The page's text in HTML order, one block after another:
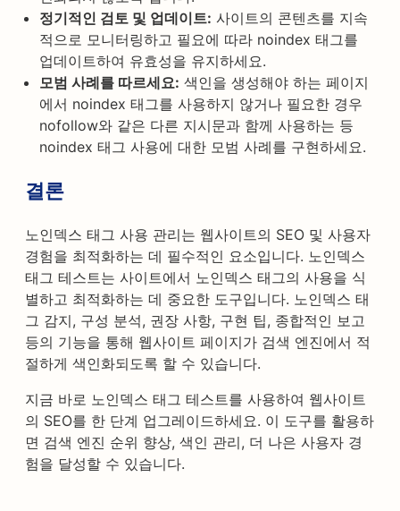
정기적인 검토 및 업데이트: 사이트의 콘텐츠를 지속
적으로 모니터링하고 필요에 따라 noindex 태그를
업데이트하여 유효성을 유지하세요.
모범 사례를 따르세요: 색인을 생성해야 하는 페이지
에서 noindex 태그를 사용하지 않거나 필요한 경우
nofollow와 같은 다른 지시문과 함께 사용하는 등
noindex 태그 사용에 대한 모범 사례를 구현하세요.
결론
노인덱스 태그 사용 관리는 웹사이트의 SEO 및 사용자
경험을 최적화하는 데 필수적인 요소입니다. 노인덱스
태그 테스트는 사이트에서 노인덱스 태그의 사용을 식
별하고 최적화하는 데 중요한 도구입니다. 노인덱스 태
그 감지, 구성 분석, 권장 사항, 구현 팁, 종합적인 보고
등의 기능을 통해 웹사이트 페이지가 검색 엔진에서 적
절하게 색인화되도록 할 수 있습니다.
지금 바로 노인덱스 태그 테스트를 사용하여 웹사이트
의 SEO를 한 단계 업그레이드하세요. 이 도구를 활용하
면 검색 엔진 순위 향상, 색인 관리, 더 나은 사용자 경
험을 달성할 수 있습니다.